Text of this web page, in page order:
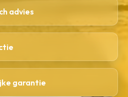
advies
garantie